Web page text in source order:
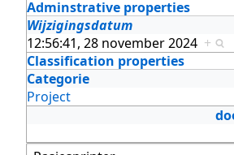
Adminstrative properties
Wijzigingsdatum
12:56:41, 28 november 2024 +
Classification properties
Categorie
Project